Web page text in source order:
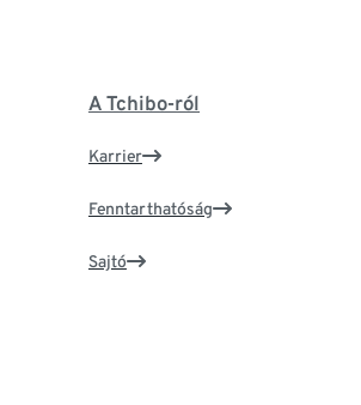
A Tchibo-ról
Karrier
Fenntarthatóság
Sajtó